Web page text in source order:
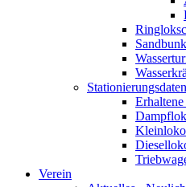
Stationierungsdaten
Verein